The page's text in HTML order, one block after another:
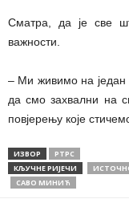
Сматра, да је све
важности.
– Ми живимо на један
да смо захвални на
повјерењу које
ИЗВОР
РТРС
КЉУЧНЕ РИЈЕЧИ
САВО МИНИЋ